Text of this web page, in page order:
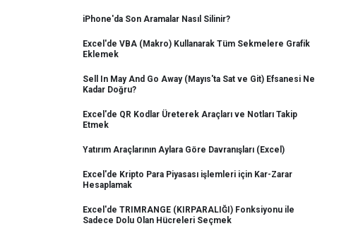
iPhone'da Son Aramalar Nasıl Silinir?
Excel'de VBA (Makro) Kullanarak Tüm Sekmelere Grafik
Eklemek
Sell In May And Go Away (Mayıs'ta Sat ve Git) Efsanesi Ne
Kadar Doğru?
Excel'de QR Kodlar Üreterek Araçları ve Notları Takip
Etmek
Yatırım Araçlarının Aylara Göre Davranışları (Excel)
Excel'de Kripto Para Piyasası işlemleri için Kar-Zarar
Hesaplamak
Excel'de TRIMRANGE (KIRPARALIĞI) Fonksiyonu ile
Sadece Dolu Olan Hücreleri Seçmek